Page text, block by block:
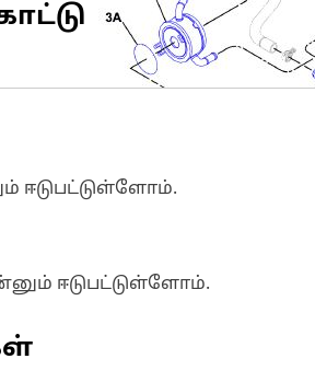
ஈடுபட்டுள்ளோம்.
ஈடுபட்டுள்ளோம்.